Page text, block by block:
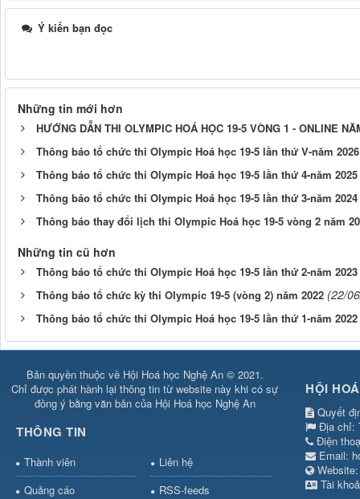
Ý kiến bạn đọc
Những tin mới hơn
HƯỚNG DẪN THI OLYMPIC HOÁ HỌC 19-5 VÒNG 1 - ONLINE
Thông báo tổ chức thi Olympic Hoá học 19-5 lần thứ V-năm 2026
Thông báo tổ chức thi Olympic Hoá học 19-5 lần thứ 4-năm 2025
Thông báo tổ chức thi Olympic Hoá học 19-5 lần thứ 3-năm 2024
Thông báo thay đổi lịch thi Olympic Hoá học 19-5 vòng 2 năm
Những tin cũ hơn
Thông báo tổ chức thi Olympic Hoá học 19-5 lần thứ 2-năm 2023
Thông báo tổ chức kỳ thi Olympic 19-5 (vòng 2) năm 2022 (22/
Thông báo tổ chức thi Olympic Hoá học 19-5 lần thứ 1-năm 2022
Bản quyền thuộc về Hội Hoá học Nghệ An © 2021.
Chỉ được phát hành lại thông tin từ website này khi có sự
đồng ý bằng văn bản của Hội Hoá học Nghệ An
THÔNG TIN
Thành viên
Liên hệ
Quảng cáo
RSS-feeds
HỘI
Quyết
Địa chỉ:
Điện
Email:
Tài